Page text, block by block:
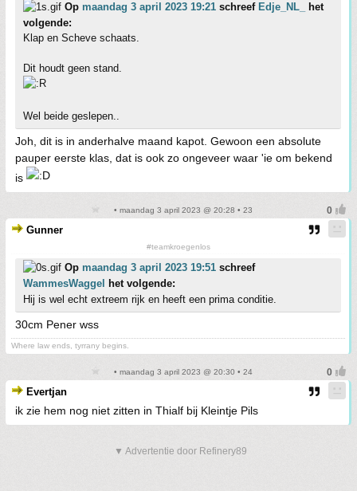
Op maandag 3 april 2023 19:21 schreef Edje_NL_
het
volgende:
Klap en Scheve schaats.
Dit houdt geen stand.
Wel beide geslepen..
Joh, dit is in anderhalve maand kapot. Gewoon een absolute
pauper eerste klas, dat is ook zo ongeveer waar 'ie om bekend
is
• maandag 3 april 2023 @ 20:28 • 23
Gunner
#teamkroegenlos
Op maandag 3 april 2023 19:51 schreef
WammesWaggel
het volgende:
Hij is wel echt extreem rijk en heeft een prima conditie.
30cm Pener wss
Where law ends, tyrrany begins.
• maandag 3 april 2023 @ 20:30 • 24
Evertjan
ik zie hem nog niet zitten in Thialf bij Kleintje Pils
▼ Advertentie door Refinery89